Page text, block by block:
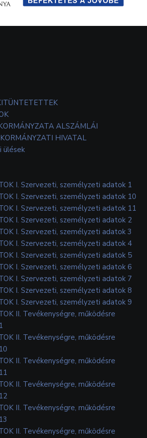
ALSZÁMLÁI
HIVATAL
ülések
I. Szervezeti, személyzeti adatok 1
I. Szervezeti, személyzeti adatok 10
I. Szervezeti, személyzeti adatok 11
I. Szervezeti, személyzeti adatok 2
I. Szervezeti, személyzeti adatok 3
I. Szervezeti, személyzeti adatok 4
I. Szervezeti, személyzeti adatok 5
I. Szervezeti, személyzeti adatok 6
I. Szervezeti, személyzeti adatok 7
I. Szervezeti, személyzeti adatok 8
I. Szervezeti, személyzeti adatok 9
II. Tevékenységre, működésre
II. Tevékenységre, működésre
II. Tevékenységre, működésre
II. Tevékenységre, működésre
II. Tevékenységre, működésre
II. Tevékenységre, működésre